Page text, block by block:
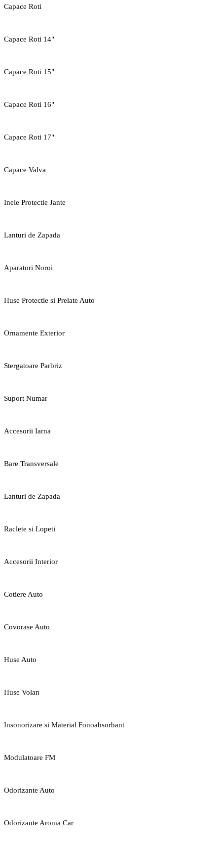
Capace Roti
Capace Roti 14"
Capace Roti 15"
Capace Roti 16"
Capace Roti 17"
Capace Valva
Inele Protectie Jante
Lanturi de Zapada
Aparatori Noroi
Huse Protectie si Prelate Auto
Ornamente Exterior
Stergatoare Parbriz
Suport Numar
Accesorii Iarna
Bare Transversale
Lanturi de Zapada
Raclete si Lopeti
Accesorii Interior
Cotiere Auto
Covorase Auto
Huse Auto
Huse Volan
Insonorizare si Material Fonoabsorbant
Modulatoare FM
Odorizante Auto
Odorizante Aroma Car